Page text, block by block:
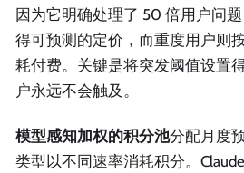
因为它明确处理了 50 倍用户问
得可预测的定价，而重度用户则
耗付费。关键是将突发阈值设置
户永远不会触及。
模型感知加权的积分池分配月度
类型以不同速率消耗积分。